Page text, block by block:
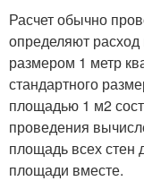
Расчет обычно
определяют расход
размером 1 метр
стандартного
площадью 1 м2
проведения
площадь всех стен
площади вместе.